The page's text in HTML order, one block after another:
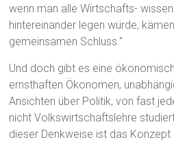
wenn man alle Wirtschafts-
hintereinander legen würde,
gemeinsamen Schluss.“
Und doch gibt es eine
ernsthaften Ökonomen,
Ansichten über Politik, von fast
nicht Volkswirtschaftslehre
dieser Denkweise ist das Konzept